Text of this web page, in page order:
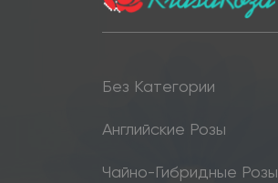
Без Категории
Английские Розы
Чайно-Гибридные Розы